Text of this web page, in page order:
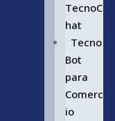
TecnoC
hat
Tecno
Bot
para
Comerc
io